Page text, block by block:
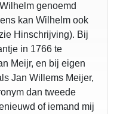
genoemd
kan Wilhelm ook
Hinschrijving). Bij
in 1766 te
Meijr, en bij eigen
Jan Willems Meijer,
dan tweede
of iemand mij